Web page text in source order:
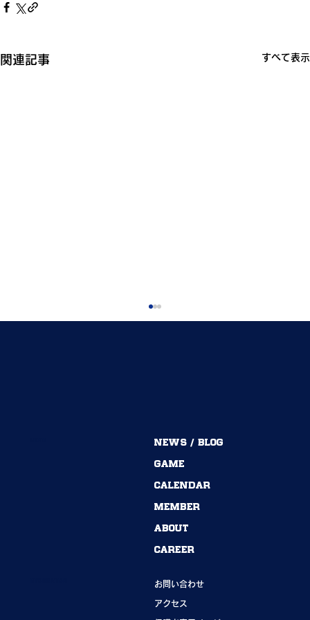
関連記事 すべて表示
54期→55期｜ありがとうございました！
お問い合わせ
アクセス
NEWS / BLOG
GAME
CALENDAR
MEMBER
ABOUT
CAREER